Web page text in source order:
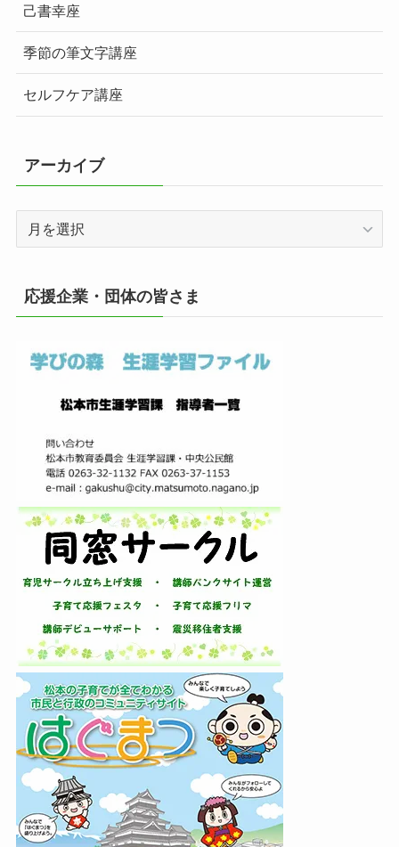
己書幸座
季節の筆文字講座
セルフケア講座
アーカイブ
イ
ブ
応援企業・団体の皆さま